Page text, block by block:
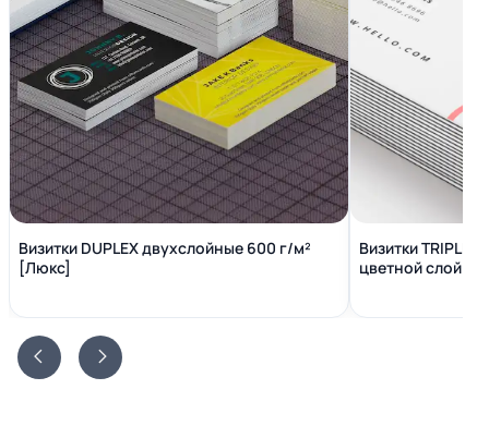
Визитки DUPLEX двухслойные 600 г/м²
[Люкс]
Визитки
цветной слой